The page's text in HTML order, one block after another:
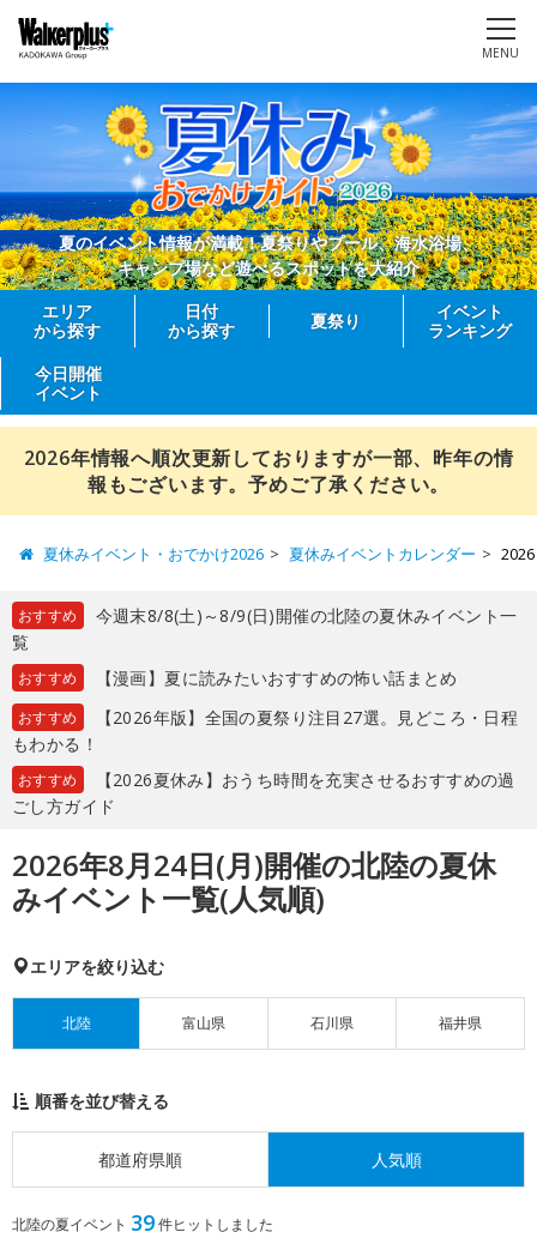
MENU
夏のイベント情報が満載！夏祭りやプール、海水浴場、
キャンプ場など遊べるスポットを大紹介
エリア
から探す
日付
から探す
夏祭り
イベント
ランキング
今日開催
イベント
2026年情報へ順次更新しておりますが一部、昨年の情
報もございます。予めご了承ください。
夏休みイベント・おでかけ2026 夏休みイベントカレンダー
おすすめ
今週末8/8(土)～8/9(日)開催の北陸の夏休みイベント一
覧
おすすめ 【漫画】夏に読みたいおすすめの怖い話まとめ
おすすめ
【2026年版】全国の夏祭り注目27選。見どころ・日程
もわかる！
おすすめ
【2026夏休み】おうち時間を充実させるおすすめの過
ごし方ガイド
2026年8月24日(月)開催の北陸の夏休
みイベント一覧(人気順)
エリアを絞り込む
北陸 富山県 石川県 福井県
順番を並び替える
都道府県順 人気順
北陸の夏イベント 39件ヒットしました